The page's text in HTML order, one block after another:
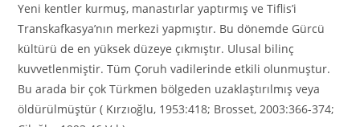
Yeni kentler kurmuş, manastırlar yaptırmış ve Tiflis’i
Transkafkasya’nın merkezi yapmıştır. Bu dönemde Gürcü
kültürü de en yüksek düzeye çıkmıştır. Ulusal bilinç
kuvvetlenmiştir. Tüm Çoruh vadilerinde etkili olunmuştur.
Bu arada bir çok Türkmen bölgeden uzaklaştırılmış veya
öldürülmüştür ( Kırzıoğlu, 1953:418; Brosset, 2003:366-374;